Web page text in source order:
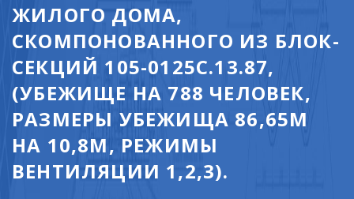
ЖИЛОГО ДОМА,
СКОМПОНОВАННОГО ИЗ БЛОК-
СЕКЦИЙ 105-0125С.13.87,
(УБЕЖИЩЕ НА 788 ЧЕЛОВЕК,
РАЗМЕРЫ УБЕЖИЩА 86,65М
НА 10,8М, РЕЖИМЫ
ВЕНТИЛЯЦИИ 1,2,3).